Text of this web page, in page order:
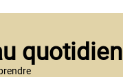
quotidien